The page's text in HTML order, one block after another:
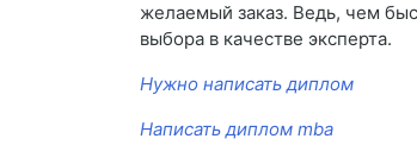
желаемый заказ. Ведь, чем
выбора в качестве эксперта.
Нужно написать диплом
Написать диплом mba